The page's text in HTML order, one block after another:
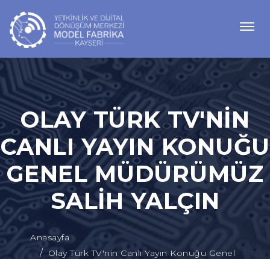
OLAY TÜRK TV'NIN
CANLI YAYIN KONUĞU
GENEL MÜDÜRÜMÜZ
SALIH YALÇIN
Anasayfa
Olay Türk TV'nin Canlı Yayın Konuğu Genel